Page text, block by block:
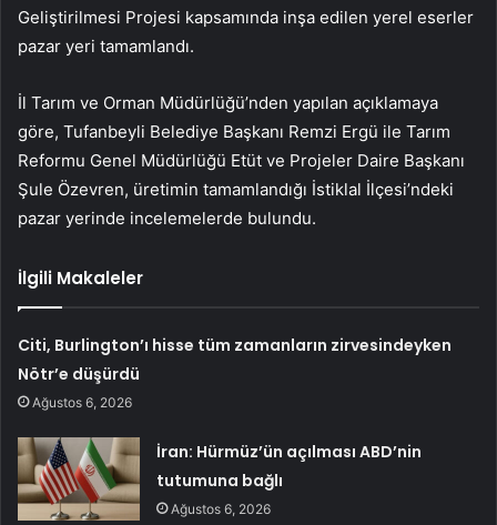
Geliştirilmesi Projesi kapsamında inşa edilen yerel eserler
pazar yeri tamamlandı.
İl Tarım ve Orman Müdürlüğü’nden yapılan açıklamaya
göre, Tufanbeyli Belediye Başkanı Remzi Ergü ile Tarım
Reformu Genel Müdürlüğü Etüt ve Projeler Daire Başkanı
Şule Özevren, üretimin tamamlandığı İstiklal İlçesi’ndeki
pazar yerinde incelemelerde bulundu.
İlgili Makaleler
Citi, Burlington’ı hisse tüm zamanların zirvesindeyken
Nötr’e düşürdü
Ağustos 6, 2026
İran: Hürmüz’ün açılması ABD’nin
tutumuna bağlı
Ağustos 6, 2026